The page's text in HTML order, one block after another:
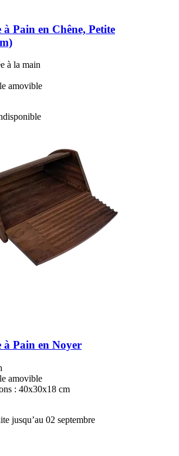
à Pain en Chêne, Petite
à la main
amovible
à Pain en Noyer
amovible
: 40x30x18 cm
jusqu’au 02 septembre